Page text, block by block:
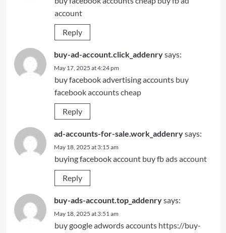
account
Reply
buy-ad-account.click_addenrysays:
May 17, 2025 at 4:24 pm
buy facebook advertising accounts buy
facebook accounts cheap
Reply
ad-accounts-for-sale.work_addenrysays:
May 18, 2025 at 3:15 am
buying facebook account buy fb ads account
Reply
buy-ads-account.top_addenrysays:
May 18, 2025 at 3:51 am
buy google adwords accounts https://buy-